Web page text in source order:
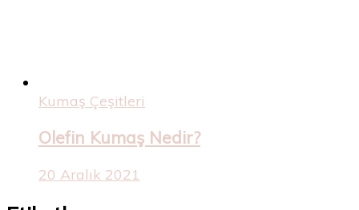
Kumaş Çeşitleri
Olefin Kumaş Nedir?
20 Aralık 2021